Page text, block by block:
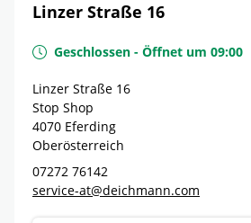
Linzer Straße 16
Geschlossen - Öffnet um 09:00
Linzer Straße 16
Stop Shop
4070 Eferding
Oberösterreich
07272 76142
service-at@deichmann.com